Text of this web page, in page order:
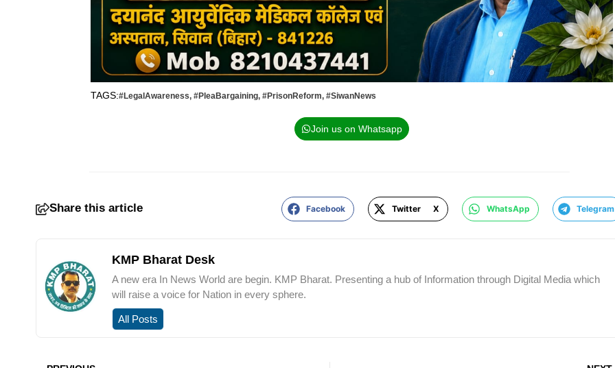
TAGS:#LegalAwareness, #PleaBargaining, #PrisonReform, #SiwanNews
Join us on Whatsapp
Share this article Facebook Twitter X WhatsApp Telegram
KMP Bharat Desk
A new era In News World are begin. KMP Bharat. Presenting a hub of Information through Digital Media which
will raise a voice for Nation in every sphere.
All Posts